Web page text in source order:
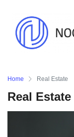
Home Real Estate
Real Estate